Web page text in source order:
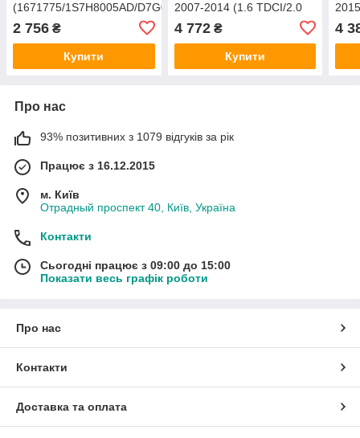
(1671775/1S7H8005AD/D7G015TT)
2 756 ₴
Купити
2007-2014 (1.6 TDCI/2.0
(1788202/6G913B436FE/BSG30-
350-048) BSG
4 772₴
Купити
4
Про нас
93% позитивних з 1079 відгуків за рік
Працює з 16.12.2015
м. Київ
Отрадный проспект 40, Київ, Україна
Контакти
Сьогодні працює з 09:00 до 15:00
Показати весь графік роботи
Про нас
Контакти
Доставка та оплата